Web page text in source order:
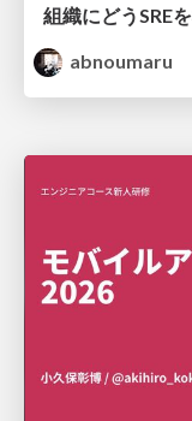
組織にどうSRE
abnoumaru